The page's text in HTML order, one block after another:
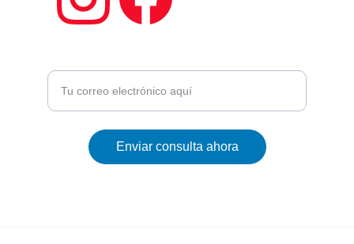
Enviar consulta ahora